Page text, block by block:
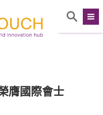
膺國際會士